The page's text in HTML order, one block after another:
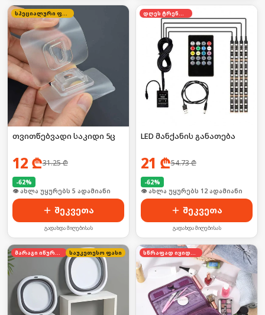
სპეციალური ფასი
თვითწებვადი საკიდი 5ც
12 ₾31.25₾
-62%
🛒 ბოლო 24სთ-ში იყიდა 52-მა
შეკვეთა
გადახდა მიღებისას
დღეს ტრენდში
LED მანქანის განათება
21 ₾54.73₾
-62%
🛒 ბოლო 24სთ-ში იყიდა 18-მა
შეკვეთა
გადახდა მიღებისას
მარაგი იწურება საუკეთესო ფასი სწრაფად იყიდება